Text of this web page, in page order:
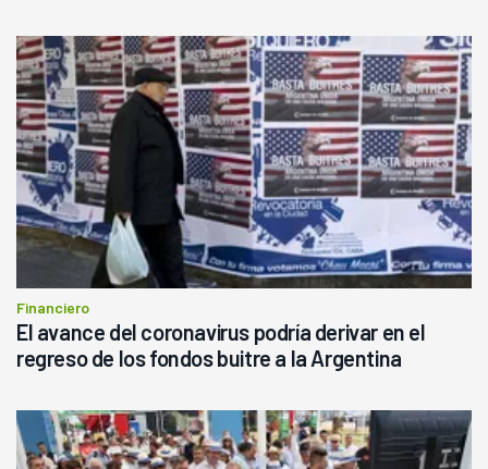
Financiero
El avance del coronavirus podría derivar en el
regreso de los fondos buitre a la Argentina